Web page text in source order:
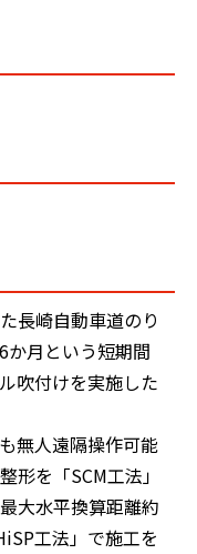
長崎自動車道のり
か月という短期間
吹付けを実施した
無人遠隔操作可能
形を「SCM工法」
大水平換算距離約
工法」で施工を